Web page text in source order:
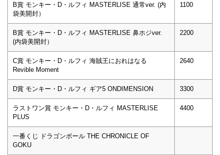
B賞 モンキー・D・ルフィ MASTERLISE 通常ver. (内
袋美開封）
1100
B賞 モンキー・D・ルフィ MASTERLISE 鼻ホジver.
(内袋美開封）
2200
C賞 モンキー・D・ルフィ 海賊王におれはなる
Revible Moment
2640
D賞 モンキー・D・ルフィ ギア5 ONDIMENSION 3300
ラストワン賞 モンキー・D・ルフィ MASTERLISE
PLUS
4400
一番くじ ドラゴンボール THE CHRONICLE OF
GOKU